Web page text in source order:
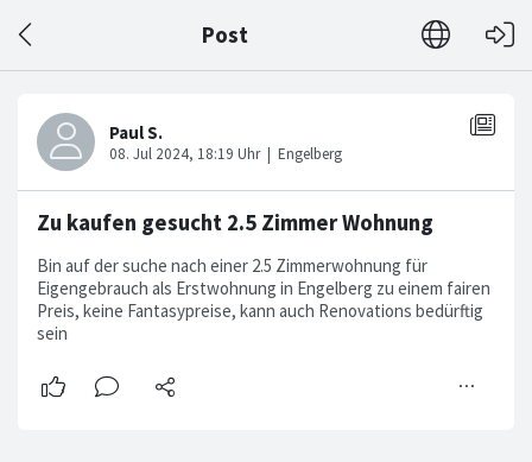
Post
Zu kaufen gesucht 2.5 Zimmer Wohnung
Bin auf der suche nach einer 2.5 Zimmerwohnung für
Eigengebrauch als Erstwohnung in Engelberg zu einem fairen
Preis, keine Fantasypreise, kann auch Renovations bedürftig
sein